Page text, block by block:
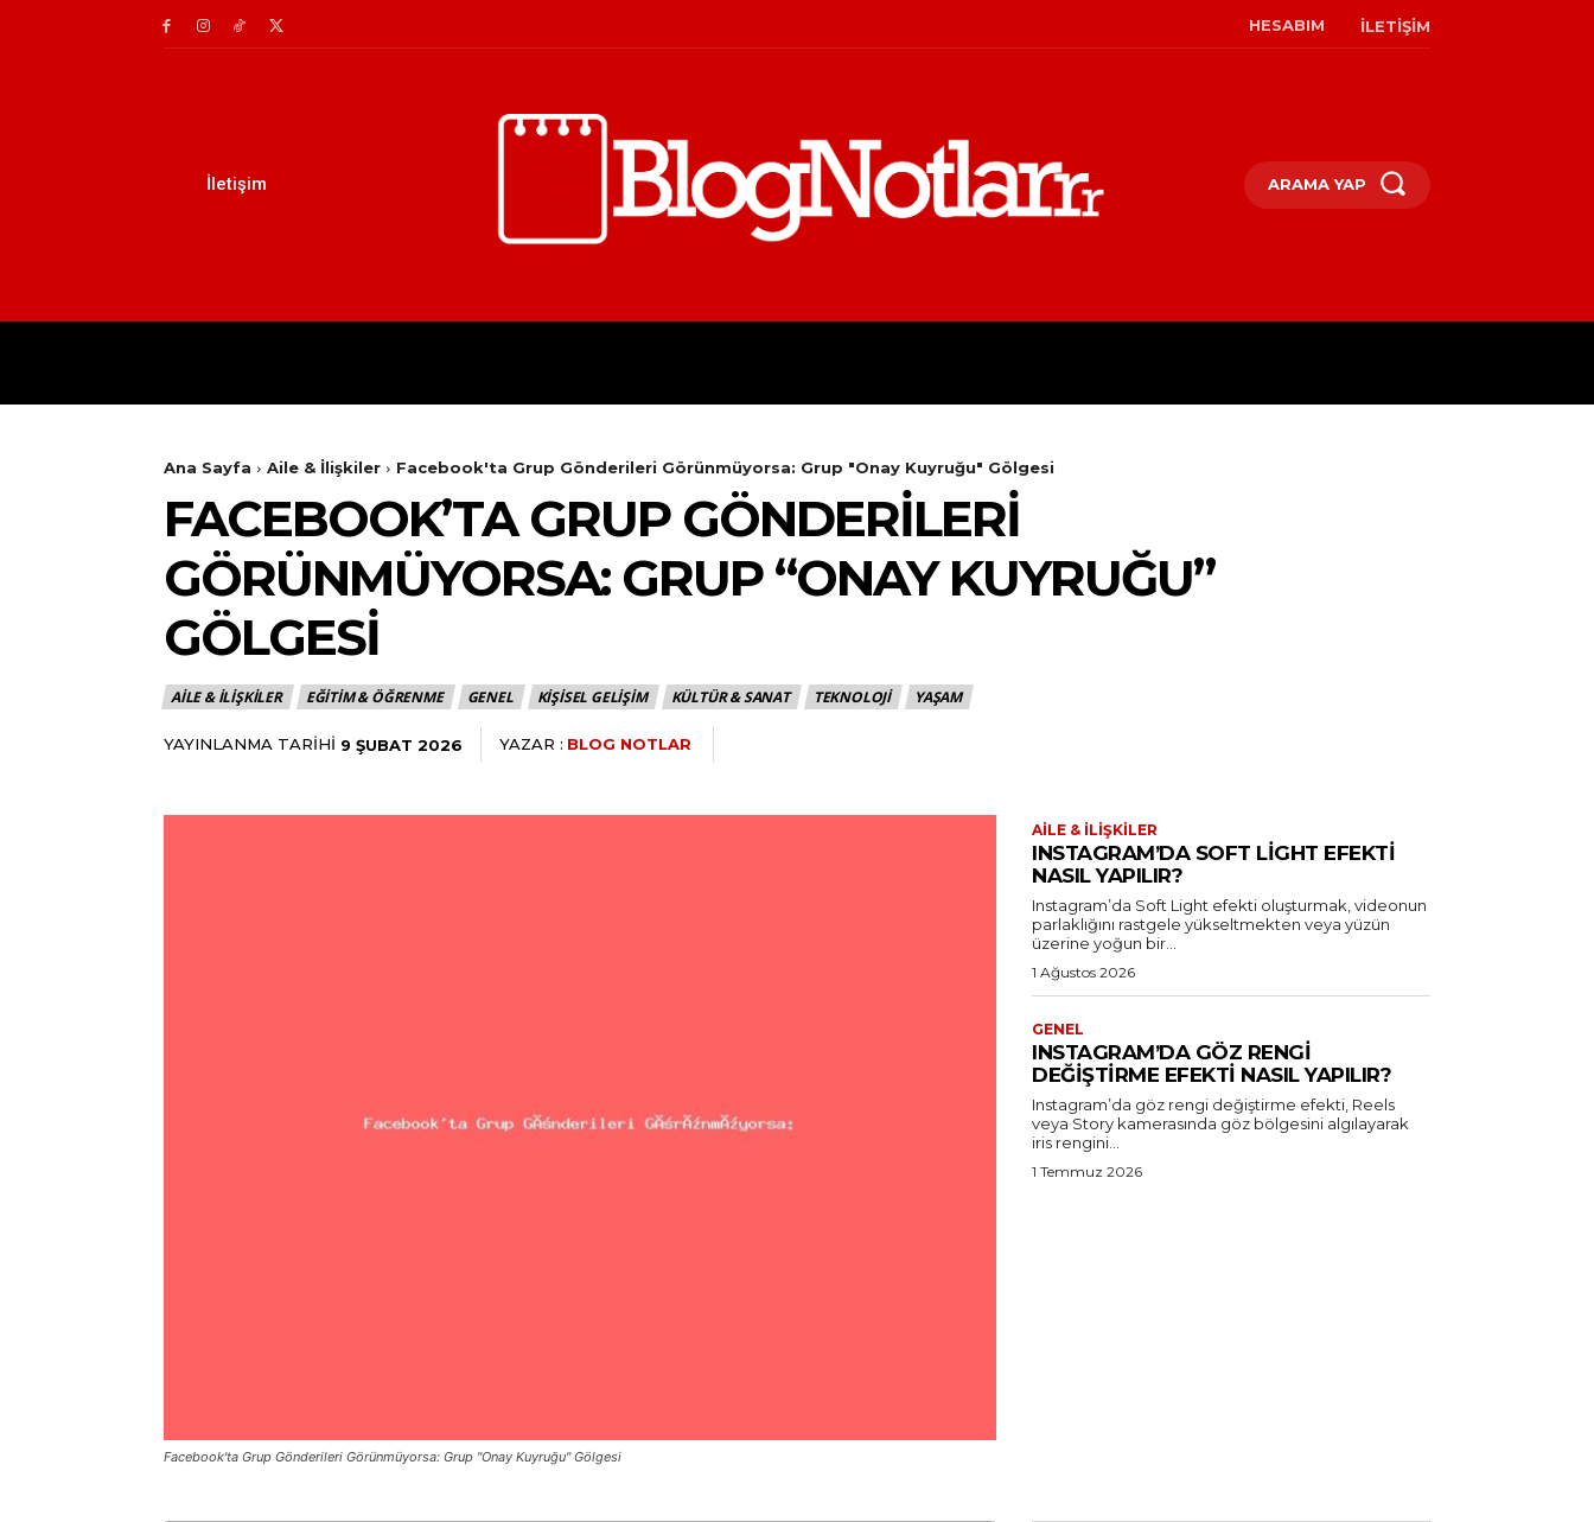
HESABIM İLETIŞIM
İletişim ARAMA YAP
Ana Sayfa Aile & İlişkiler Facebook'ta Grup Gönderileri Görünmüyorsa: Grup "Onay Kuyruğu" Gölgesi
FACEBOOK’TA GRUP GÖNDERILERI
GÖRÜNMÜYORSA: GRUP “ONAY KUYRUĞU”
GÖLGESI
AILE & İLIŞKILER EĞITIM & ÖĞRENME GENEL KIŞISEL GELIŞIM KÜLTÜR & SANAT TEKNOLOJI YAŞAM
YAYINLANMA TARIHI 9 ŞUBAT 2026 YAZAR : BLOG NOTLAR
Facebook'ta Grup Gönderileri Görünmüyorsa: Grup "Onay Kuyruğu" Gölgesi
AILE & İLIŞKILER
INSTAGRAM’DA SOFT LIGHT EFEKTI
NASIL YAPILIR?
Instagram’da Soft Light efekti oluşturmak, videonun
parlaklığını rastgele yükseltmekten veya yüzün
üzerine yoğun bir...
1 Ağustos 2026
GENEL
INSTAGRAM’DA GÖZ RENGI
DEĞIŞTIRME EFEKTI NASIL YAPILIR?
Instagram’da göz rengi değiştirme efekti, Reels
veya Story kamerasında göz bölgesini algılayarak
iris rengini...
1 Temmuz 2026